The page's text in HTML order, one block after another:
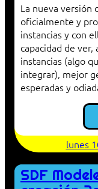
La nueva versión
oficialmente y
instancias y con
capacidad de
instancias (algo
integrar), mejor
esperadas y
lunes
SDF